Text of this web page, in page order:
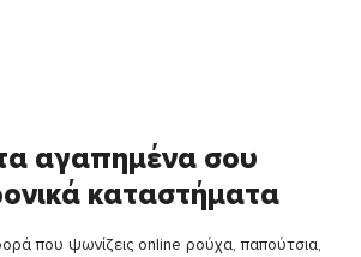
αγαπημένα σου
καταστήματα
που ψωνίζεις online ρούχα, παπούτσια,